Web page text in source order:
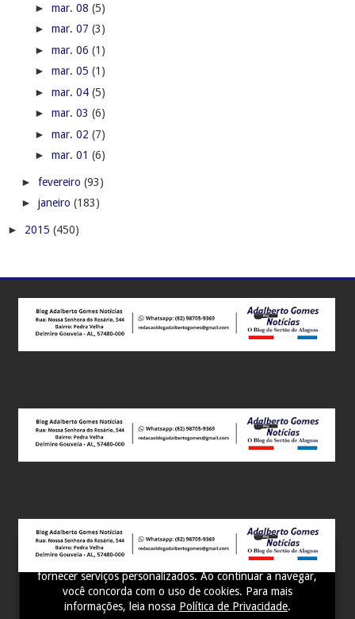
Este site utiliza cookies para melhorar sua experiência e
fornecer serviços personalizados. Ao continuar a navegar,
você concorda com o uso de cookies. Para mais
informações, leia nossa Política de Privacidade.
► mar. 08 (5)
► mar. 07 (3)
► mar. 06 (1)
► mar. 05 (1)
► mar. 04 (5)
► mar. 03 (6)
► mar. 02 (7)
► mar. 01 (6)
► fevereiro (93)
► janeiro (183)
► 2015 (450)